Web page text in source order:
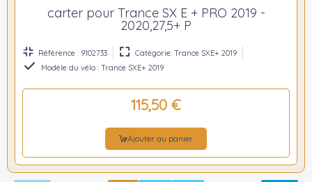
carter pour Trance SX E + PRO 2019 -
2020,27,5+ P
Référence : 9102733
Catégorie: Trance SXE+ 2019
Modèle du vélo : Trance SXE+ 2019
115,50 €
Ajouter au panier